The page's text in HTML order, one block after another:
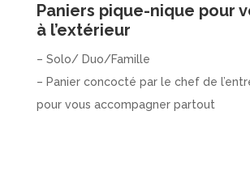
Paniers pique-nique pour
à l’extérieur
– Solo/ Duo/Famille
– Panier concocté par le chef de
pour vous accompagner partout